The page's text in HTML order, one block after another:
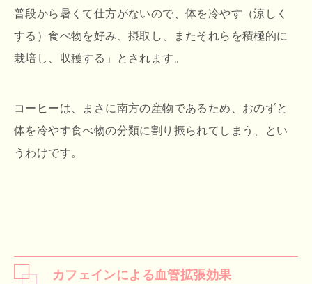
普段から暑くて仕方がないので、体を冷やす（涼しく
する）食べ物を好み、摂取し、またそれらを積極的に
栽培し、収穫する」とされます。
コーヒーは、まさに南方の産物であるため、おのずと
体を冷やす食べ物の分類に割り振られてしまう、とい
うわけです。
カフェインによる血管拡張効果